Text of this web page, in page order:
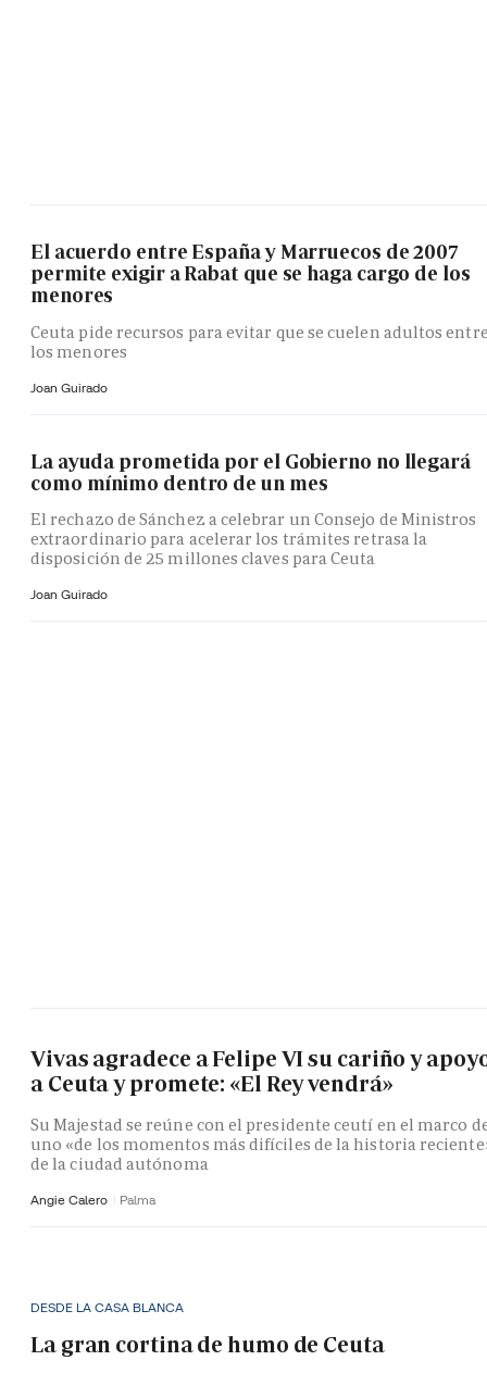
El acuerdo entre España y Marruecos de 2007
permite exigir a Rabat que se haga cargo de los
menores
Ceuta pide recursos para evitar que se cuelen adultos
los menores
Joan Guirado
La ayuda prometida por el Gobierno no llegará
como mínimo dentro de un mes
El rechazo de Sánchez a celebrar un Consejo de Ministros
extraordinario para acelerar los trámites retrasa la
disposición de 25 millones claves para Ceuta
Joan Guirado
Vivas agradece a Felipe VI su cariño y
a Ceuta y promete: «El Rey vendrá»
Su Majestad se reúne con el presidente ceutí en el marco
uno «de los momentos más difíciles de la historia
de la ciudad autónoma
Angie Calero Palma
DESDE LA CASA BLANCA
La gran cortina de humo de Ceuta